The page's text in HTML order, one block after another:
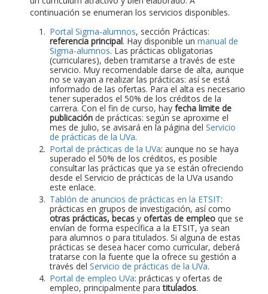
continuación se enumeran los servicios disponibles.
Portal Sigma-alumnos, sección Prácticas:
referencia principal. Hay disponible un manual de
Sigma-alumnos. Las prácticas obligatorias
(curriculares), deben tramitarse a través de este
servicio. Muy recomendable darse de alta, aunque
no se vayan a realizar las prácticas: así se está
informado de las ofertas. Para el alta es necesario
tener superados el 50% de los créditos de la
carrera. Con el fin de curso, hay fecha limite de
publicación de prácticas: según se aproxime el
mes de julio, se avisará en la página del Servicio
de prácticas de la UVa.
Portal de prácticas de la UVa: aunque no se haya
superado el 50% de los créditos, es posible
consultar las prácticas que ya se están ofreciendo
desde el Servicio de prácticas de la UVa usando
este enlace.
Tablón de anuncios de prácticas en la ETSIT:
prácticas en grupos de investigación, así como
otras prácticas, becas y ofertas de empleo que se
envían de forma específica a la ETSIT, ya sean
para alumnos o para titulados. Si alguna de estas
prácticas se desea hacer como curricular, deberá
tratarse con la fuente que la ofrece su gestión a
través del Servicio de prácticas de la UVa.
Portal de empleo UVa: prácticas y ofertas de
empleo, principalmente paratitulados.